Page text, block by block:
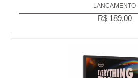
LANÇAMENTO
R$ 189,00